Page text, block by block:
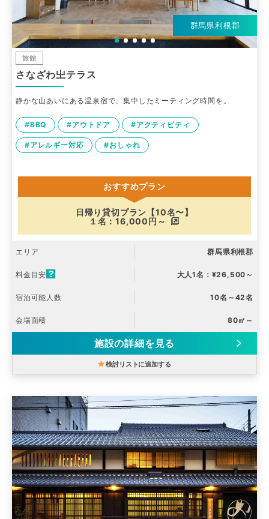
群馬県利根郡
旅館
さなざわ㞢テラス
静かな山あいにある温泉宿で、集中したミーティング時間を。
#BBQ #アウトドア #アクティビティ
#アレルギー対応 #おしゃれ
おすすめプラン
日帰り貸切プラン【10名〜】
１名：16,000円～
エリア 群馬県利根郡
料金目安 大人1名：¥26,500～
宿泊可能人数 10名～42名
会場面積 80㎡～
施設の詳細を見る
検討リストに追加する